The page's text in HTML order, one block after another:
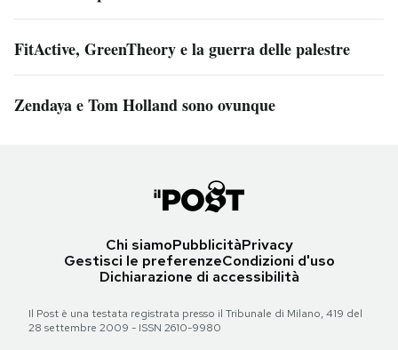
FitActive, GreenTheory e la guerra delle palestre
Zendaya e Tom Holland sono ovunque
Chi siamoPubblicitàPrivacy
Gestisci le preferenzeCondizioni d'uso
Dichiarazione di accessibilità
Il Post è una testata registrata presso il Tribunale di Milano, 419 del
28 settembre 2009 - ISSN 2610-9980